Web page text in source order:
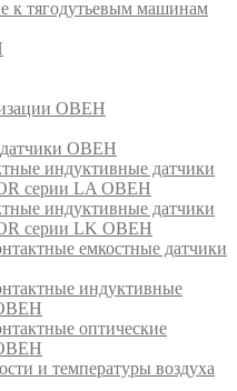
к тягодутьевым машинам
ОВЕН
датчики ОВЕН
индуктивные датчики
серии LA ОВЕН
индуктивные датчики
серии LK ОВЕН
емкостные датчики
индуктивные
оптические
и температуры воздуха